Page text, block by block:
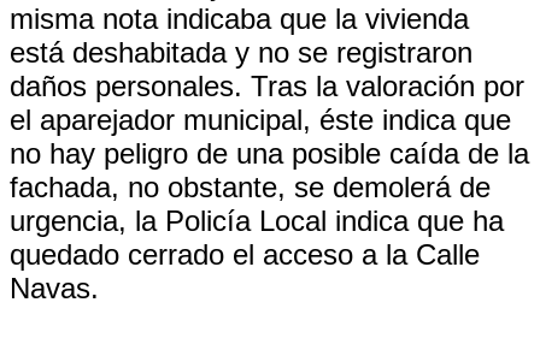
misma nota indicaba que la vivienda
está deshabitada y no se registraron
daños personales. Tras la valoración por
el aparejador municipal, éste indica que
no hay peligro de una posible caída de la
fachada, no obstante, se demolerá de
urgencia, la Policía Local indica que ha
quedado cerrado el acceso a la Calle
Navas.